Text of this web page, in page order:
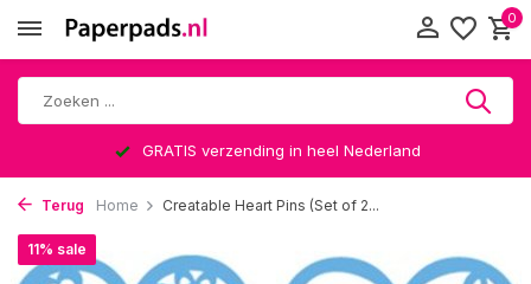
0
GRATIS verzending in heel Nederland
Terug Home Creatable Heart Pins (Set of 2...
11% sale